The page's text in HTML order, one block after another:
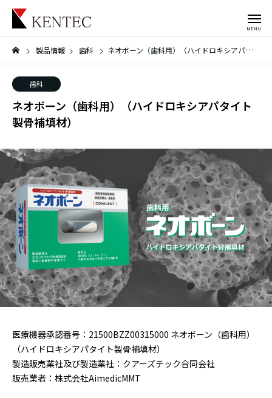
製品情報 歯科 ネオボーン（歯科用）（ハイドロキシアパタイト製骨補填材）
歯科
ネオボーン（歯科用）（ハイドロキシアパタイト
製骨補填材）
医療機器承認番号：21500BZZ00315000 ネオボーン（歯科用）
（ハイドロキシアパタイト製骨補填材）
製造販売業社及び製造業社：クアーズテック合同会社
販売業者：株式会社AimedicMMT